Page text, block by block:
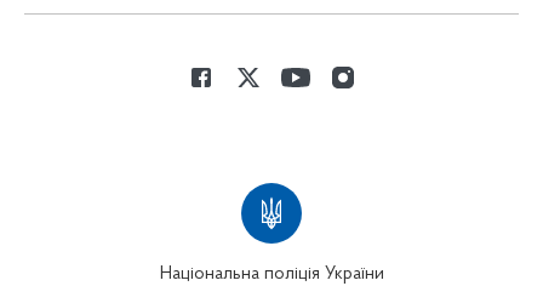
Національна поліція України